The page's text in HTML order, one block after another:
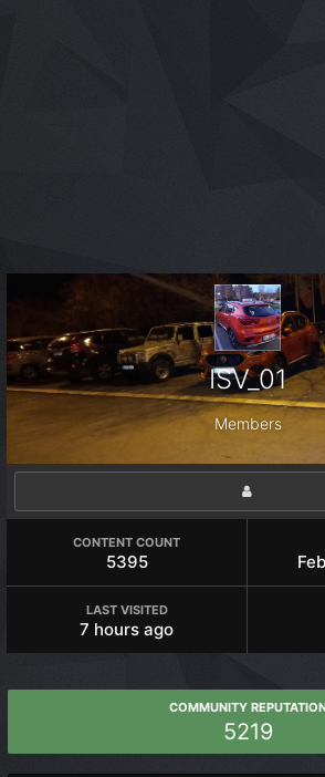
ISV_01
Members
CONTENT COUNT
5395
LAST VISITED
7 hours ago
COMMUNITY
5219